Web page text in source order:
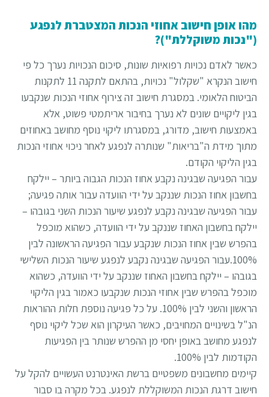
מהו אופן חישוב אחוזי הנכות המצטברת לנפגע
("נכות משוקללת")?
כאשר לאדם נכויות רפואיות שונות, סיכום הנכויות נערך כל פי
חישוב הנקרא "שקלול" נכויות, בהתאם לתקנה 11 לתקנות
הביטוח הלאומי. במסגרת חישוב זה צירוף אחוזי הנכות שנקבעו
בגין ליקויים שונים לא נערך בחיבור אריתמטי פשוט, אלא
באמצעות חישוב, מדורג, במסגרתו ליקוי נוסף מחושב באחוזים
מתוך מידת ה"בריאות" שנותרה לנפגע לאחר ניכוי אחוזי הנכות
בגין הליקוי הקודם.
עבור הפגיעה שבגינה נקבע אחוז הנכות הגבוה ביותר – יילקח
בחשבון אחוז הנכות שננקב על ידי הוועדה עבור אותה פגיעה;
עבור הפגיעה שבגינה נקבע לנפגע שיעור הנכות השני בגובהו –
יילקח בחשבון האחוז שננקב על ידי הוועדה, כשהוא מוכפל
בהפרש שבין אחוז הנכות שנקבע עבור הפגיעה הראשונה לבין
100%.עבור הפגיעה שבגינה נקבע לנפגע שיעור הנכות השלישי
בגובהו – יילקח בחשבון האחוז שננקב על ידי הוועדה, כשהוא
מוכפל בהפרש שבין אחוזי הנכות שנקבעו כאמור בגין הליקוי
הראשון והשני לבין 100%. על כל פגיעה נוספת חלות ההוראות
הנ"ל בשינויים המחויבים, כאשר העיקרון הוא שכל ליקוי נוסף
לנפגע מחושב באופן יחסי מן ההפרש שנותר בין הפגיעות
הקודמות לבין 100%.
קיימים מחשבונים משפטיים ברשת האינטרנט העשויים להקל על
חישוב דרגת הנכות המשוקללת לנפגע. בכל מקרה בו סבור